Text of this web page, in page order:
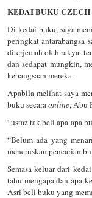
KEDAI BUKU CZECH
Di kedai buku, saya
peringkat antarabangsa
diterjemah oleh rakyat
dan sedapat mungkin,
kebangsaan mereka.
Apabila melihat saya
buku secaraonline, Abu
“ustaz tak beli apa-apa
“Belum ada yang
meneruskan pencarian
Semasa keluar dari
tahu mengapa dan apa
Asri beli buku yang